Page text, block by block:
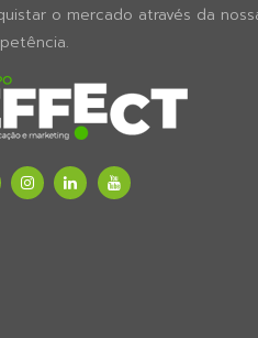
o mercado através da